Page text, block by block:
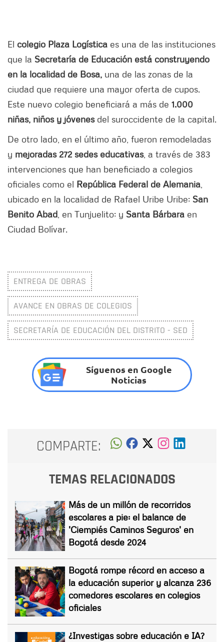
El colegio Plaza Logística es una de las instituciones
que la Secretaría de Educación está construyendo
en la localidad de Bosa, una de las zonas de la
ciudad que requiere una mayor oferta de cupos.
Este nuevo colegio beneficiará a más de 1.000
niñas, niños y jóvenesdel suroccidente de la capital.
De otro lado, en el último año, fueron remodeladas
y mejoradas 272 sedes educativas, a través de 383
intervenciones que han beneficiado a colegios
oficiales como el República Federal de Alemania
ubicado en la localidad de Rafael Uribe Uribe; San
Benito Abad , en Tunjuelito; y Santa Bárbara en
Ciudad Bolívar.
ENTREGA DE OBRAS
AVANCE EN OBRAS DE COLEGIOS
SECRETARÍA DE EDUCACIÓN DEL DISTRITO - SED
Síguenos en Google
Noticias
COMPARTE:
TEMAS RELACIONADOS
Más de un millón de recorridos
escolares a pie: el balance de
'Ciempiés Caminos Seguros' en
Bogotá desde 2024
Bogotá rompe récord en acceso a
la educación superior y alcanza 236
comedores escolares en colegios
oficiales
¿Investigas sobre educación e IA?